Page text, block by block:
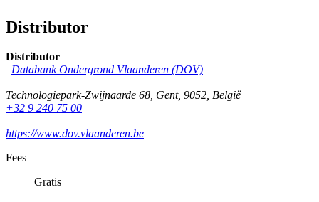
Distributor
Distributor
Databank Ondergrond Vlaanderen (DOV)
Technologiepark-Zwijnaarde 68, Gent, 9052, België
+32 9 240 75 00
https://www.dov.vlaanderen.be
Fees
Gratis